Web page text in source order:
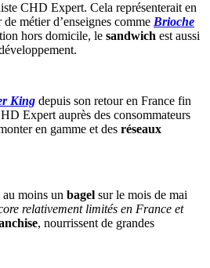
CHD Expert. Cela représenterait en
métier d’enseignes comme Brioche
hors domicile, le sandwich est aussi
King depuis son retour en France fin
Expert auprès des consommateurs
en gamme et des réseaux
moins un bagel sur le mois de mai
relativement limités en France et
, nourrissent de grandes